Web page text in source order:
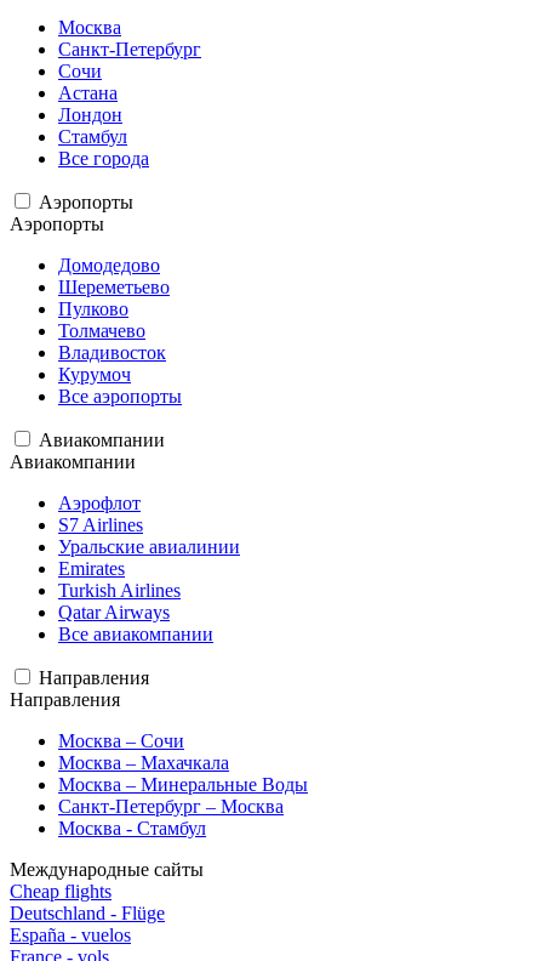
Москва
Санкт-Петербург
Сочи
Астана
Лондон
Стамбул
Все города
Аэропорты
Аэропорты
Домодедово
Шереметьево
Пулково
Толмачево
Владивосток
Курумоч
Все аэропорты
Авиакомпании
Авиакомпании
Аэрофлот
S7 Airlines
Уральские авиалинии
Emirates
Turkish Airlines
Qatar Airways
Все авиакомпании
Направления
Направления
Москва – Сочи
Москва – Махачкала
Москва – Минеральные Воды
Санкт-Петербург – Москва
Москва - Стамбул
Международные сайты
Cheap flights
Deutschland - Flüge
España - vuelos